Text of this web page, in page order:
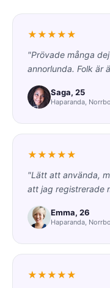
★★★★★
"Prövade många
annorlunda. Folk är
Saga, 25
Haparanda,
★★★★★
"Lätt att använda,
att jag registrerade
Emma, 26
Haparanda,
★★★★★